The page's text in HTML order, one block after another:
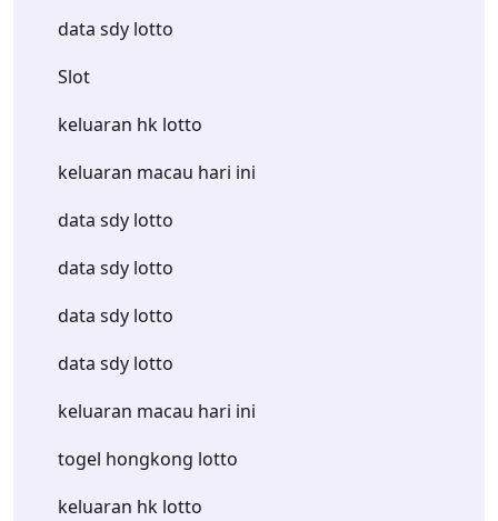
data sdy lotto
Slot
keluaran hk lotto
keluaran macau hari ini
data sdy lotto
data sdy lotto
data sdy lotto
data sdy lotto
keluaran macau hari ini
togel hongkong lotto
keluaran hk lotto